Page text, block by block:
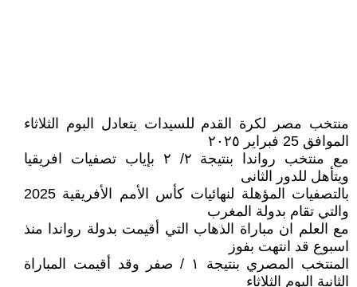
منتخب مصر لكرة القدم للسيدات يتعادل البوم الثلاثاء
الموافق 25 فبراير ٢٠٢٥
مع منتخب رواندا بنتيجة ٢/ ٢ بإياب تصفيات افريقيا
ويتأهل للدور الثانى
بالتصفيات المؤهلة لنهائيات كأس الأمم الأفريقية 2025
والتي تقام بدولة المغرب
مع العلم ان مباراة الذهاب التي أقيمت بدولة رواندا منذ
اسبوع قد انتهت بفوز
المنتخب المصري بنتيجة ١ / صفر وقد أقيمت المباراة
الثانية البوم الثلاثاء